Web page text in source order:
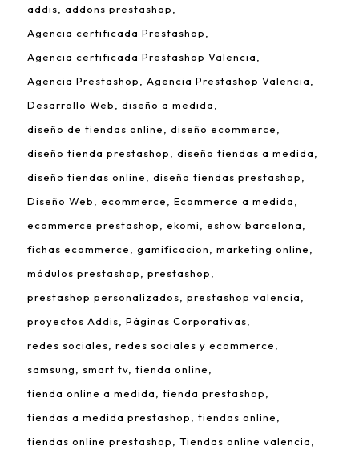
addis
addons prestashop
Agencia certificada Prestashop
Agencia certificada Prestashop Valencia
Agencia Prestashop
Agencia Prestashop Valencia
Desarrollo Web
diseño a medida
diseño de tiendas online
diseño ecommerce
diseño tienda prestashop
diseño tiendas a medida
diseño tiendas online
diseño tiendas prestashop
Diseño Web
ecommerce
Ecommerce a medida
ecommerce prestashop
ekomi
eshow barcelona
fichas ecommerce
gamificacion
marketing online
módulos prestashop
prestashop
prestashop personalizados
prestashop valencia
proyectos Addis
Páginas Corporativas
redes sociales
redes sociales y ecommerce
samsung
smart tv tienda online
tienda online a medida
tienda prestashop
tiendas a medida prestashop
tiendas online
tiendas online prestashop
Tiendas online valencia